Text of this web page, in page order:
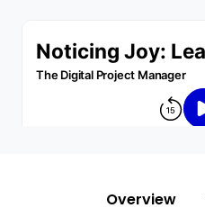
Overview